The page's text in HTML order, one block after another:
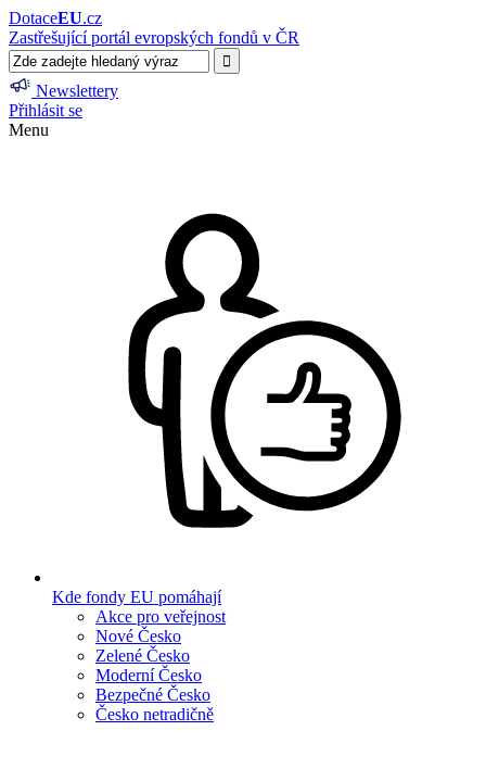
DotaceEU.cz
Zastřešující portál evropských fondů v ČR
Newslettery
Přihlásit se
Menu
Kde fondy EU pomáhají
Akce pro veřejnost
Nové Česko
Zelené Česko
Moderní Česko
Bezpečné Česko
Česko netradičně